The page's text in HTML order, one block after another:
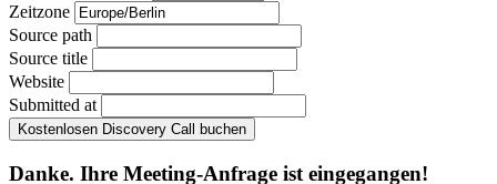
Zeitzone
Source path
Source title
Website
Submitted at
Kostenlosen Discovery Call buchen
Danke. Ihre Meeting-Anfrage ist eingegangen!